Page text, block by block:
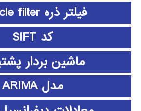
فیلتر ذره particle filter
کد SIFT
ماشین بردار
مدل ARIMA